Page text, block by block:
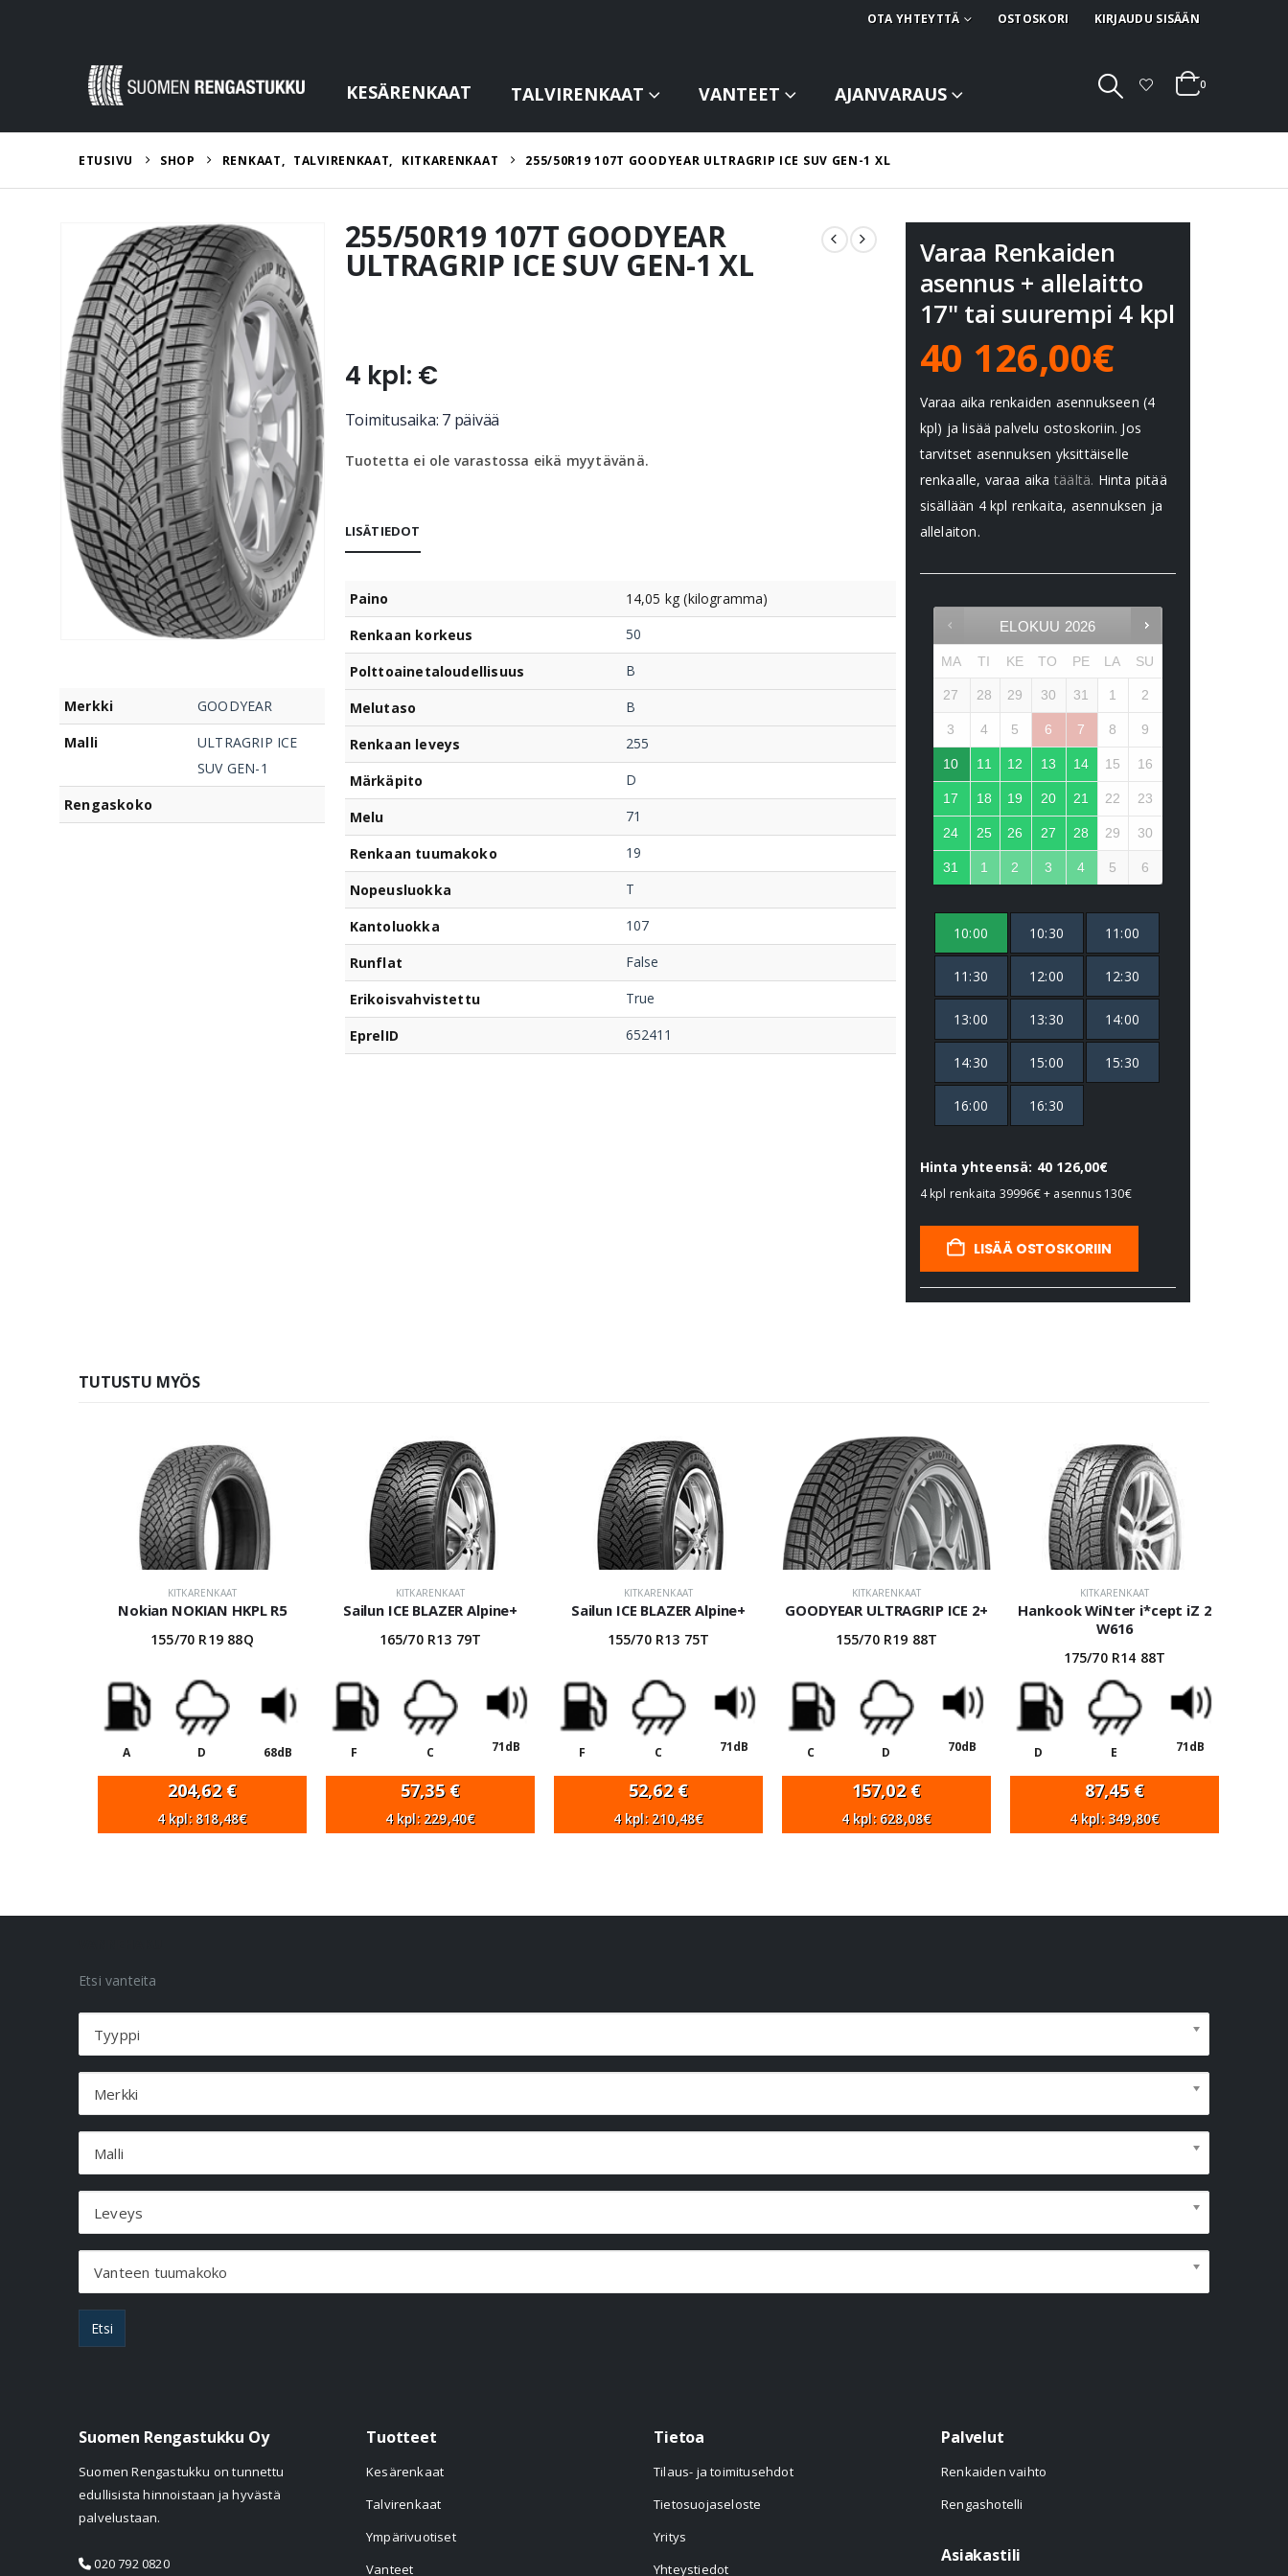
OTA YHTEYTTÄ OSTOSKORI KIRJAUDU SISÄÄN
KESÄRENKAAT TALVIRENKAAT VANTEET AJANVARAUS 0
ETUSIVU SHOP RENKAAT, TALVIRENKAAT, KITKARENKAAT 255/50R19 107T GOODYEAR ULTRAGRIP ICE SUV GEN-1 XL
Merkki
GOODYEAR
Malli
ULTRAGRIP ICE
SUV GEN-1
Rengaskoko
255/50R19 107T GOODYEAR
ULTRAGRIP ICE SUV GEN-1 XL
4 kpl: €
Toimitusaika: 7 päivää
Tuotetta ei ole varastossa eikä myytävänä.
LISÄTIEDOT
Paino
14,05 kg (kilogramma)
Renkaan korkeus
50
Polttoainetaloudellisuus B
Melutaso B
Renkaan leveys 255
Märkäpito D
Melu 71
Renkaan tuumakoko 19
Nopeusluokka T
Kantoluokka 107
Runflat False
Erikoisvahvistettu True
EprelID 652411
Varaa Renkaiden
asennus + allelaitto
17" tai suurempi 4 kpl
40 126,00€
Varaa aika renkaiden asennukseen (4
kpl) ja lisää palvelu ostoskoriin. Jos
tarvitset asennuksen yksittäiselle
renkaalle, varaa aika täältä. Hinta pitää
sisällään 4 kpl renkaita, asennuksen ja
allelaiton.
ELOKUU 2026
MA TI KE TO PE LA SU
27 28 29 30 31 1 2
3 4 5 6 7 8 9
10 11 12 13 14 15 16
17 18 19 20 21 22 23
24 25 26 27 28 29 30
31 1 2 3 4 5 6
10:00 10:30 11:00
11:30 12:00 12:30
13:00 13:30 14:00
14:30 15:00 15:30
16:00 16:30
Hinta yhteensä: 40 126,00€
4 kpl renkaita 39996€+ asennus 130€
LISÄÄ OSTOSKORIIN
TUTUSTU MYÖS
KITKARENKAAT
Nokian NOKIAN HKPL R5
155/70 R19 88Q
A D 68dB
204,62 €
4 kpl: 818,48€
KITKARENKAAT
Sailun ICE BLAZER Alpine+
165/70 R13 79T
F C 71dB
57,35 €
4 kpl: 229,40€
KITKARENKAAT
Sailun ICE BLAZER Alpine+
155/70 R13 75T
F C 71dB
52,62 €
4 kpl: 210,48€
KITKARENKAAT
GOODYEAR ULTRAGRIP ICE 2+
155/70 R19 88T
C D 70dB
157,02 €
4 kpl: 628,08€
KITKARENKAAT
Hankook WiNter i*cept iZ 2
W616
175/70 R14 88T
D E 71dB
87,45 €
4 kpl: 349,80€
Etsi vanteita
Tyyppi
Merkki
Malli
Leveys
Vanteen tuumakoko
Etsi
Suomen Rengastukku Oy
Suomen Rengastukku on tunnettu
edullisista hinnoistaan ja hyvästä
palvelustaan.
020 792 0820
Tuotteet
Kesärenkaat
Talvirenkaat
Ympärivuotiset
Vanteet
Tietoa
Tilaus- ja toimitusehdot
Tietosuojaseloste
Yritys
Yhteystiedot
Palvelut
Renkaiden vaihto
Rengashotelli
Asiakastili